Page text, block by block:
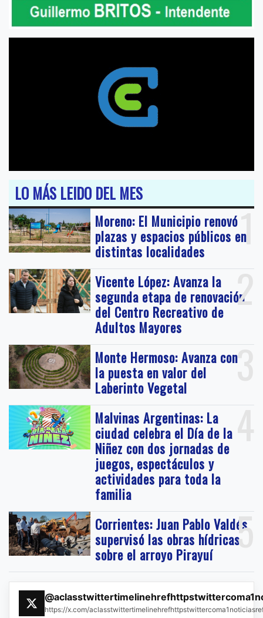
LO MÁS LEIDO DEL MES
1
Moreno: El Municipio renovó
plazas y espacios públicos en
distintas localidades
2
Vicente López: Avanza la
segunda etapa de renovación
del Centro Recreativo de
Adultos Mayores
3
Monte Hermoso: Avanza con
la puesta en valor del
Laberinto Vegetal
4
Malvinas Argentinas: La
ciudad celebra el Día de la
Niñez con dos jornadas de
juegos, espectáculos y
actividades para toda la
familia
5
Corrientes: Juan Pablo Valdés
supervisó las obras hídricas
sobre el arroyo Pirayuí
https://x.com/